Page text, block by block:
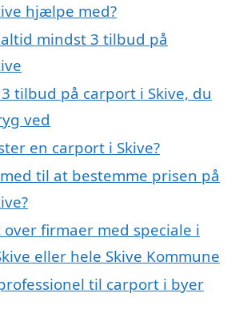
hjælpe med?
mindst 3 tilbud på
tilbud på carport i Skive, du
ved
en carport i Skive?
til at bestemme prisen på
firmaer med speciale i
eller hele Skive Kommune
til carport i byer